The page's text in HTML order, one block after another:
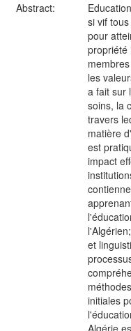
Abstract:
si vif
pour
propriété
les
a fait sur
soins, la
travers
matière
est
impact
et
initiales
Algérie